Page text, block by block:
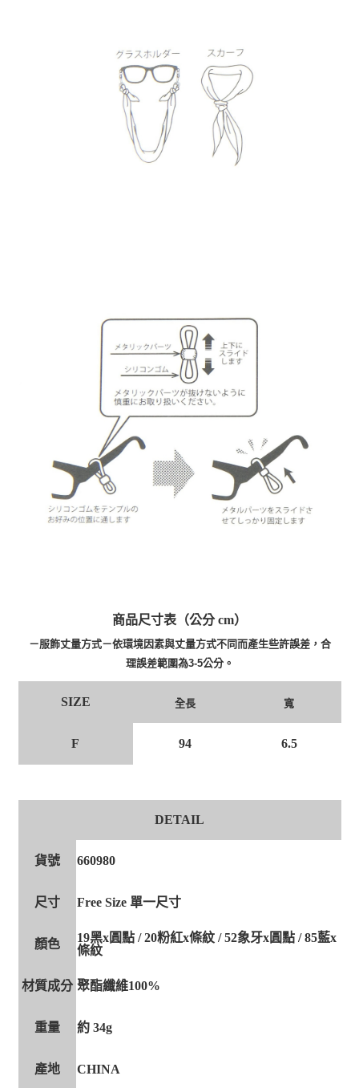
商品尺寸表（公分 cm）
－服飾丈量方式－依環境因素與丈量方式不同而產生些許誤差，合
理誤差範圍為3-5公分。
SIZE 全長 寬
F 94 6.5
DETAIL
貨號 660980
尺寸 Free Size 單一尺寸
顏色
19黑x圓點 / 20粉紅x條紋 / 52象牙x圓點 / 85藍x
條紋
材質成分 聚酯纖維100%
重量 約 34g
產地 CHINA